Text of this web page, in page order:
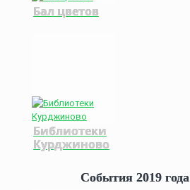
Бал цветов
Библиотеки
Курджиново
События 2019 года